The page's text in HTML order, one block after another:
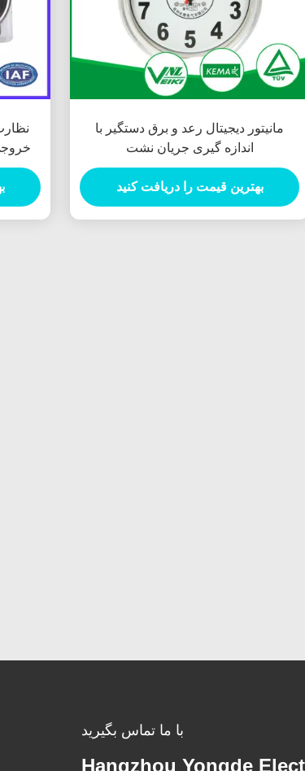
مانیتور دیجیتال رعد و برق دستگیر با
اندازه گیری جریان نشت
بهترین قیمت را دریافت کنید
با ما تماس بگیرید
Hangzhou Yongde